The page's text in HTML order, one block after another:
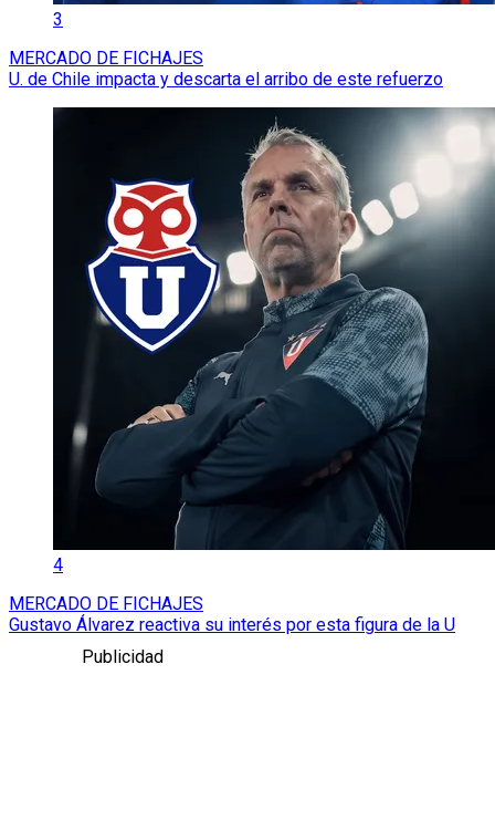
3
MERCADO DE FICHAJES
U. de Chile impacta y descarta el arribo de este refuerzo
4
MERCADO DE FICHAJES
Gustavo Álvarez reactiva su interés por esta figura de la U
Publicidad